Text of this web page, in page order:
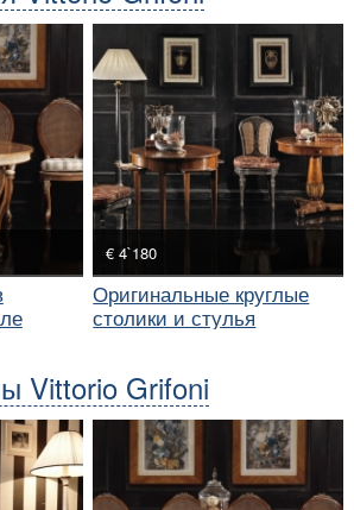
€ 4`180
Оригинальные круглые
столики и стулья
Vittorio Grifoni